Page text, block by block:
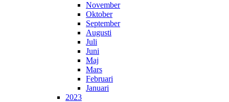
November
Oktober
September
Augusti
Juli
Juni
Maj
Mars
Februari
Januari
2023